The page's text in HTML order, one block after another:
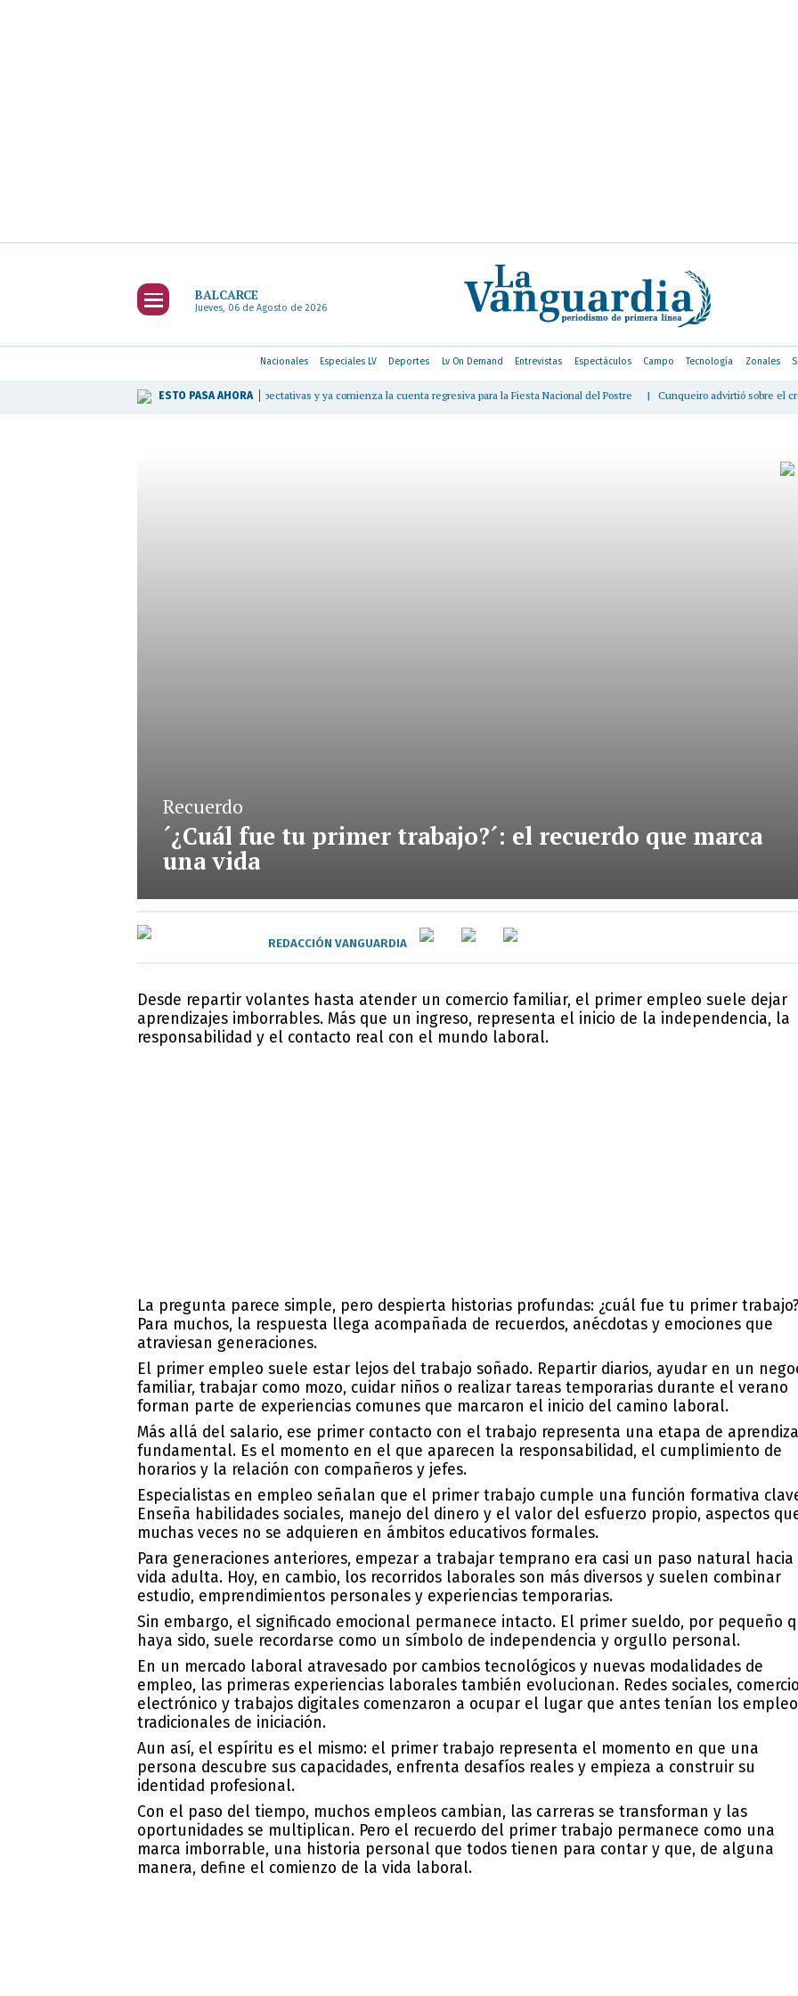
BALCARCE
Jueves, 06 de Agosto de 2026
Nacionales Especiales LV Deportes Lv On Demand Entrevistas Espectáculos Campo Tecnología Zonales
ESTO PASAAHORA
Más Dulces" superaron las expectativas y ya comienza la cuenta regresiva para la Fiesta Nacional del Postre |Cunqueiro advirtió sobre el crecimiento de la
Recuerdo
´¿Cuál fue tu primer trabajo?´: el recuerdo que marca
una vida
REDACCIÓN VANGUARDIA
Desde repartir volantes hasta atender un comercio familiar, el primer empleo suele dejar
aprendizajes imborrables. Más que un ingreso, representa el inicio de la independencia, la
responsabilidad y el contacto real con el mundo laboral.
La pregunta parece simple, pero despierta historias profundas: ¿cuál fue tu primer trabajo?
Para muchos, la respuesta llega acompañada de recuerdos, anécdotas y emociones que
atraviesan generaciones.
El primer empleo suele estar lejos del trabajo soñado. Repartir diarios, ayudar en un
familiar, trabajar como mozo, cuidar niños o realizar tareas temporarias durante el verano
forman parte de experiencias comunes que marcaron el inicio del camino laboral.
Más allá del salario, ese primer contacto con el trabajo representa una etapa de
fundamental. Es el momento en el que aparecen la responsabilidad, el cumplimiento de
horarios y la relación con compañeros y jefes.
Especialistas en empleo señalan que el primer trabajo cumple una función formativa
Enseña habilidades sociales, manejo del dinero y el valor del esfuerzo propio, aspectos
muchas veces no se adquieren en ámbitos educativos formales.
Para generaciones anteriores, empezar a trabajar temprano era casi un paso natural hacia
vida adulta. Hoy, en cambio, los recorridos laborales son más diversos y suelen combinar
estudio, emprendimientos personales y experiencias temporarias.
Sin embargo, el significado emocional permanece intacto. El primer sueldo, por pequeño
haya sido, suele recordarse como un símbolo de independencia y orgullo personal.
En un mercado laboral atravesado por cambios tecnológicos y nuevas modalidades de
empleo, las primeras experiencias laborales también evolucionan. Redes sociales, comercio
electrónico y trabajos digitales comenzaron a ocupar el lugar que antes tenían los
tradicionales de iniciación.
Aun así, el espíritu es el mismo: el primer trabajo representa el momento en que una
persona descubre sus capacidades, enfrenta desafíos reales y empieza a construir su
identidad profesional.
Con el paso del tiempo, muchos empleos cambian, las carreras se transforman y las
oportunidades se multiplican. Pero el recuerdo del primer trabajo permanece como una
marca imborrable, una historia personal que todos tienen para contar y que, de alguna
manera, define el comienzo de la vida laboral.